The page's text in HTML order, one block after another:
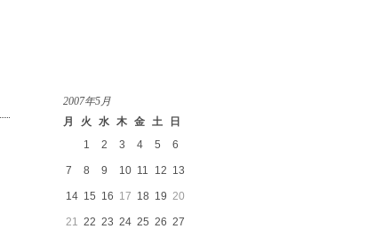
2007年5月
月
火 水 木 金 土
日
1
2 3 4 5 6
7 8 9 10 11 12 13
14 15 16 17 18 19 20
21 22 23 24 25 26 27